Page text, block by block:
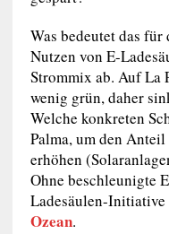
Was bedeutet das
Nutzen von E-
Strommix ab. Auf La
wenig grün, daher
Welche konkreten
Palma, um den
erhöhen
Ohne beschleunigte
Ladesäulen-Initiative
Ozean.